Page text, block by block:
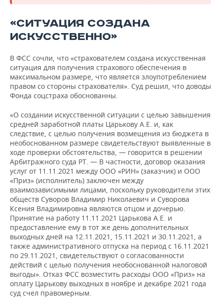
«СИТУАЦИЯ СОЗДАНА
ИСКУССТВЕННО»
В ФСС сочли, что «страхователем создана искусственная
ситуация для получения страхового обеспечения в
максимальном размере, что является злоупотреблением
правом со стороны страхователя». Суд решил, что доводы
Фонда соцстраха обоснованны.
«О создании искусственной ситуации с целью завышения
средней заработной платы Царькову А.Е. и, как
следствие, с целью получения возмещения из бюджета в
необоснованном размере свидетельствуют выявленные в
ходе проверки обстоятельства, — говорится в решении
Арбитражного суда РТ. — В частности, договор оказания
услуг от 11.11.2021 между ООО «РИН» (заказчик) и ООО
«Приз» (исполнитель) заключен между
взаимозависимыми лицами, поскольку руководители этих
обществ Суворов Владимир Николаевич и Суворова
Ксения Владимировна являются отцом и дочерью.
Принятие на работу 11.11.2021 Царькова А.Е. и
предоставление ему в тот же день дополнительных
выходных дней на 12.11.2021, 15.11.2021 и 30.11.2021, а
также административного отпуска на период с 16.11.2021
по 29.11.2021, свидетельствуют о согласованности
действий с целью получения необоснованной налоговой
выгоды». Отказ ФСС возместить расходы ООО «Приз» на
оплату Царькову выходных в ноябре и декабре 2021 года
суд счел правомерным.